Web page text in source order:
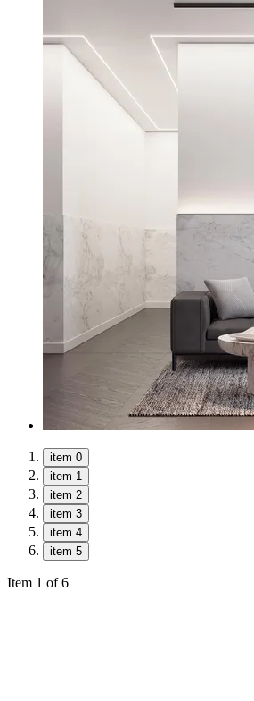
item 0
item 1
item 2
item 3
item 4
item 5
Item 1 of 6